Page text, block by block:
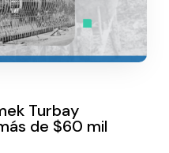
Turbay
de $60 mil